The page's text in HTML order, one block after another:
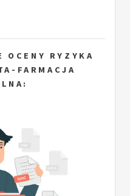
OCENY RYZYKA
FARMACJA